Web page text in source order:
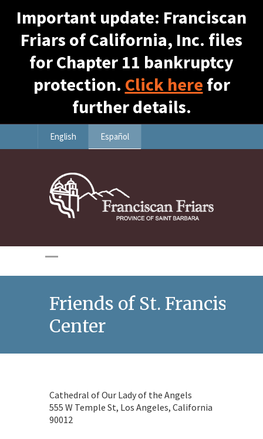
Important update: Franciscan
Friars of California, Inc. files
for Chapter 11 bankruptcy
protection. Click here for
further details.
English Español
Friends of St. Francis
Center
Cathedral of Our Lady of the Angels
555 W Temple St, Los Angeles, California
90012